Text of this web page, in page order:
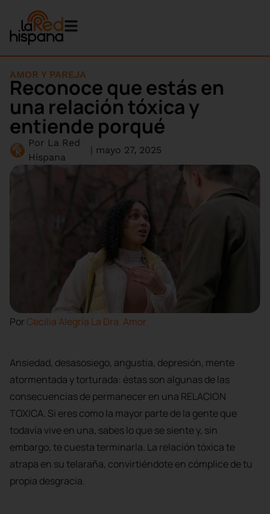
AMOR Y PAREJA
Reconoce que estás en
una relación tóxica y
entiende porqué
Por La Red
Hispana
| mayo 27, 2025
Por Cecilia Alegría La Dra. Amor
Ansiedad, desasosiego, angustia, depresión, mente
atormentada y torturada: éstas son algunas de las
consecuencias de permanecer en una RELACION
TOXICA. Si eres como la mayor parte de la gente que
todavía vive en una, sabes lo que se siente y, sin
embargo, te cuesta terminarla. La relación tóxica te
atrapa en su telaraña, convirtiéndote en cómplice de tu
propia desgracia.